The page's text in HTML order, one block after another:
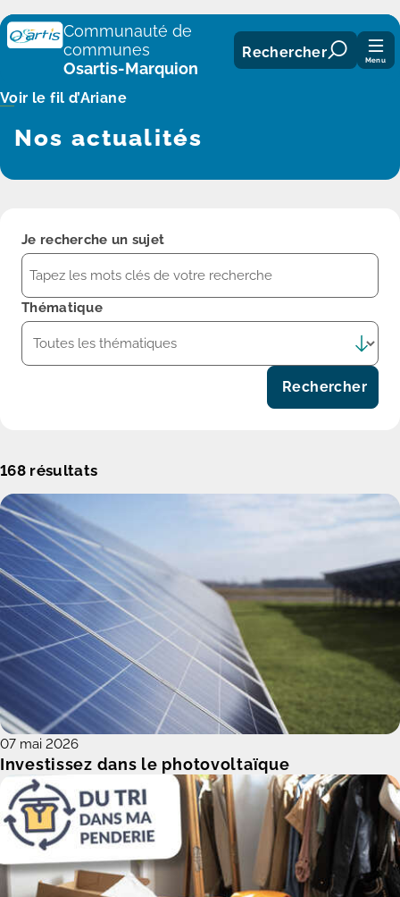
Panneau de gestion des cookies
Communauté de
communes
Osartis-Marquion
Rechercher Menu
Voir le fil d’Ariane
Nos actualités
Je recherche un sujet
Thématique
Rechercher
168 résultats
Investissez dans le photovoltaïque
07 mai 2026